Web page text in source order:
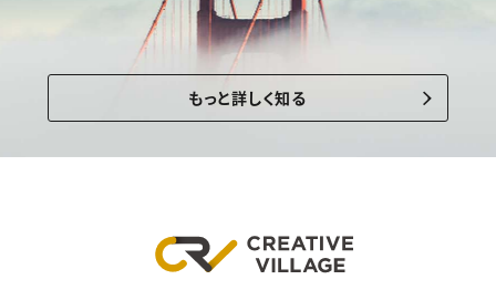
もっと詳しく知る